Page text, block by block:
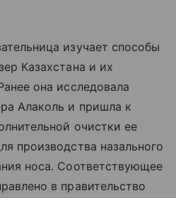
изучает способы
Казахстана и их
она исследовала
Алаколь и пришла к
очистки ее
производства назального
носа. Соответствующее
в правительство